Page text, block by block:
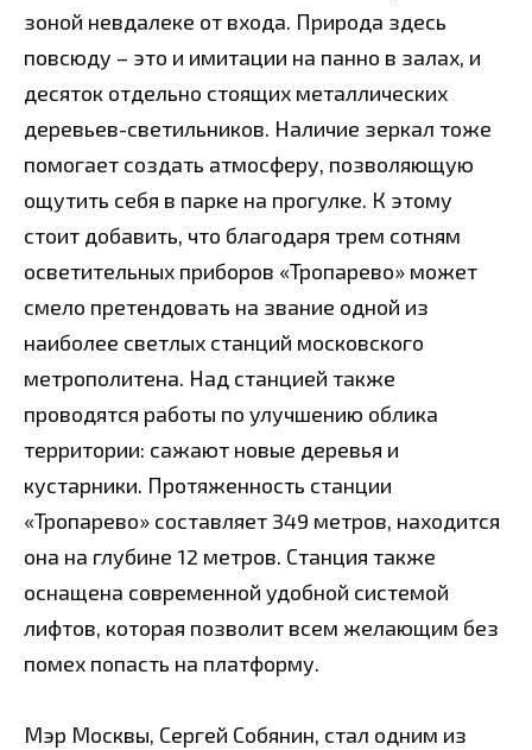
зоной невдалеке от входа. Природа здесь
повсюду – это и имитации на панно в залах, и
десяток отдельно стоящих металлических
деревьев-светильников. Наличие зеркал тоже
помогает создать атмосферу, позволяющую
ощутить себя в парке на прогулке. К этому
стоит добавить, что благодаря трем сотням
осветительных приборов «Тропарево» может
смело претендовать на звание одной из
наиболее светлых станций московского
метрополитена. Над станцией также
проводятся работы по улучшению облика
территории: сажают новые деревья и
кустарники. Протяженность станции
«Тропарево» составляет 349 метров, находится
она на глубине 12 метров. Станция также
оснащена современной удобной системой
лифтов, которая позволит всем желающим без
помех попасть на платформу.
Мэр Москвы, Сергей Собянин, стал одним из